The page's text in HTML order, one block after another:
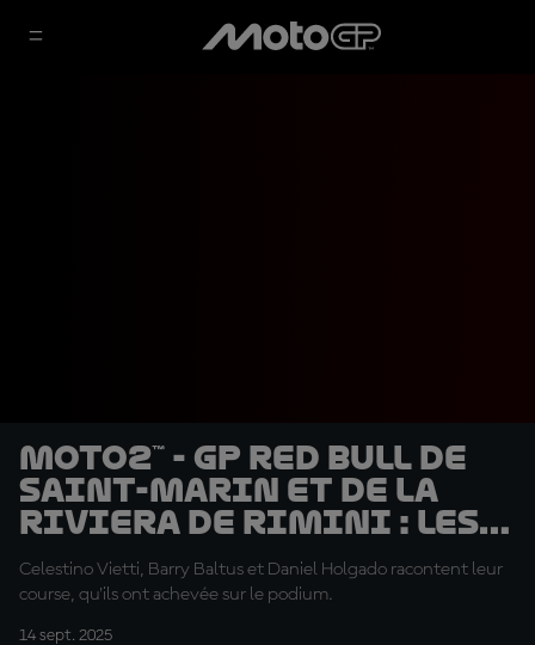
Moto2™ - GP Red Bull de
Saint-Marin et de la
Riviera de Rimini : les
premiers mots du Top 3
Celestino Vietti, Barry Baltus et Daniel Holgado racontent leur
course, qu'ils ont achevée sur le podium.
14 sept. 2025